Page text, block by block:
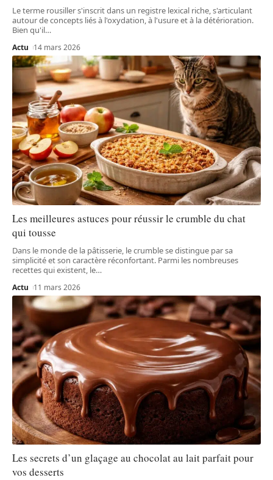
Le terme rousiller s'inscrit dans un registre lexical riche, s'articulant
autour de concepts liés à l'oxydation, à l'usure et à la détérioration.
Bien qu'il…
Actu 14 mars 2026
Les meilleures astuces pour réussir le crumble du chat
qui tousse
Dans le monde de la pâtisserie, le crumble se distingue par sa
simplicité et son caractère réconfortant. Parmi les nombreuses
recettes qui existent, le…
Actu 11 mars 2026
Les secrets d’un glaçage au chocolat au lait parfait pour
vos desserts